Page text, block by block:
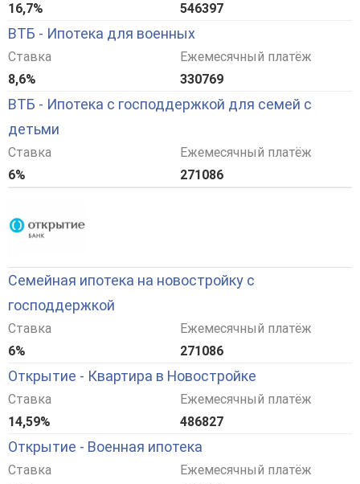
16,7% 546397
ВТБ - Ипотека для военных
Ставка
8,6%
Ежемесячный платёж
330769
ВТБ - Ипотека с господдержкой для семей с
детьми
Ставка
6%
Ежемесячный платёж
271086
Семейная ипотека на новостройку с
господдержкой
Ставка
6%
Ежемесячный платёж
271086
Открытие - Квартира в Новостройке
Ставка
14,59%
Ежемесячный платёж
486827
Открытие - Военная ипотека
Ставка
Ежемесячный платёж